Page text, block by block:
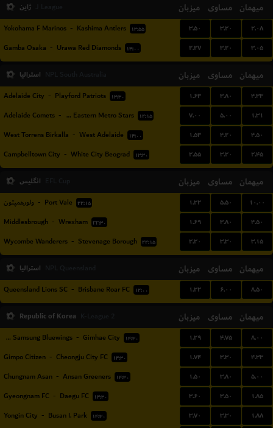
ژاپن میزبان مساوی میهمان
Yokohama F Marinos - Kashima Antlers ۱۳:۵۵ ۳.۵۰ ۳.۲۰ ۲.۰۸
Gamba Osaka - Urawa Red Diamonds ۱۴:۰۰ ۲.۲۷ ۳.۲۰ ۳.۰۵
استرالیا میزبان مساوی میهمان
Adelaide City - Playford Patriots ۱۳:۳۰ ۱.۶۳ ۳.۸۰ ۴.۳۳
Adelaide Comets - North Eastern Metro Stars ۱۲:۱۵ ۷.۰۰ ۵.۰۰ ۱.۳۱
West Torrens Birkalla - West Adelaide ۱۴:۰۰ ۱.۵۳ ۴.۲۰ ۴.۵۰
Campbelltown City - White City Beograd ۱۳:۳۰ ۲.۵۵ ۳.۲۰ ۲.۴۵
انگلیس میزبان مساوی میهمان
ولورهمپتون - Port Vale ۲۲:۱۵ ۱.۲۲ ۵.۵۰ ۱۰.۰۰
Middlesbrough - Wrexham ۲۲:۳۰ ۱.۶۹ ۳.۸۰ ۴.۵۰
Wycombe Wanderers - Stevenage Borough ۲۲:۱۵ ۲.۲۰ ۳.۳۰ ۳.۱۵
استرالیا میزبان مساوی میهمان
Queensland Lions SC - Brisbane Roar FC ۱۲:۰۰ ۱.۲۲ ۶.۰۰ ۸.۵۰
Republic of Korea میزبان مساوی میهمان
Suwon Samsung Bluewings - Gimhae City ۱۴:۳۰ ۱.۲۹ ۴.۷۵ ۸.۰۰
Gimpo Citizen - Cheongju City FC ۱۴:۳۰ ۱.۷۴ ۳.۳۰ ۴.۳۳
Chungnam Asan - Ansan Greeners ۱۴:۳۰ ۱.۵۰ ۳.۸۰ ۵.۰۰
Gyeongnam FC - Daegu FC ۱۴:۳۰ ۳.۶۰ ۳.۵۰ ۱.۸۵
Yongin City - Busan I. Park ۱۴:۳۰ ۳.۷۰ ۳.۳۰ ۱.۸۸